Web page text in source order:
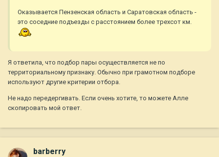
Оказывается Пензенская область и Саратовская область -
это соседние подъезды с расстоянием более трехсот км.
Я ответила, что подбор пары осуществляется не по
территориальному признаку. Обычно при грамотном подборе
используют другие критерии отбора.
Не надо передергивать. Если очень хотите, то можете Алле
скопировать мой ответ.
barberry